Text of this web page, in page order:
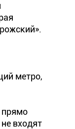
метро,
прямо
входят